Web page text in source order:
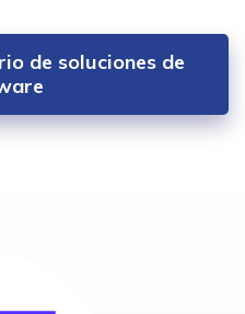
de soluciones de